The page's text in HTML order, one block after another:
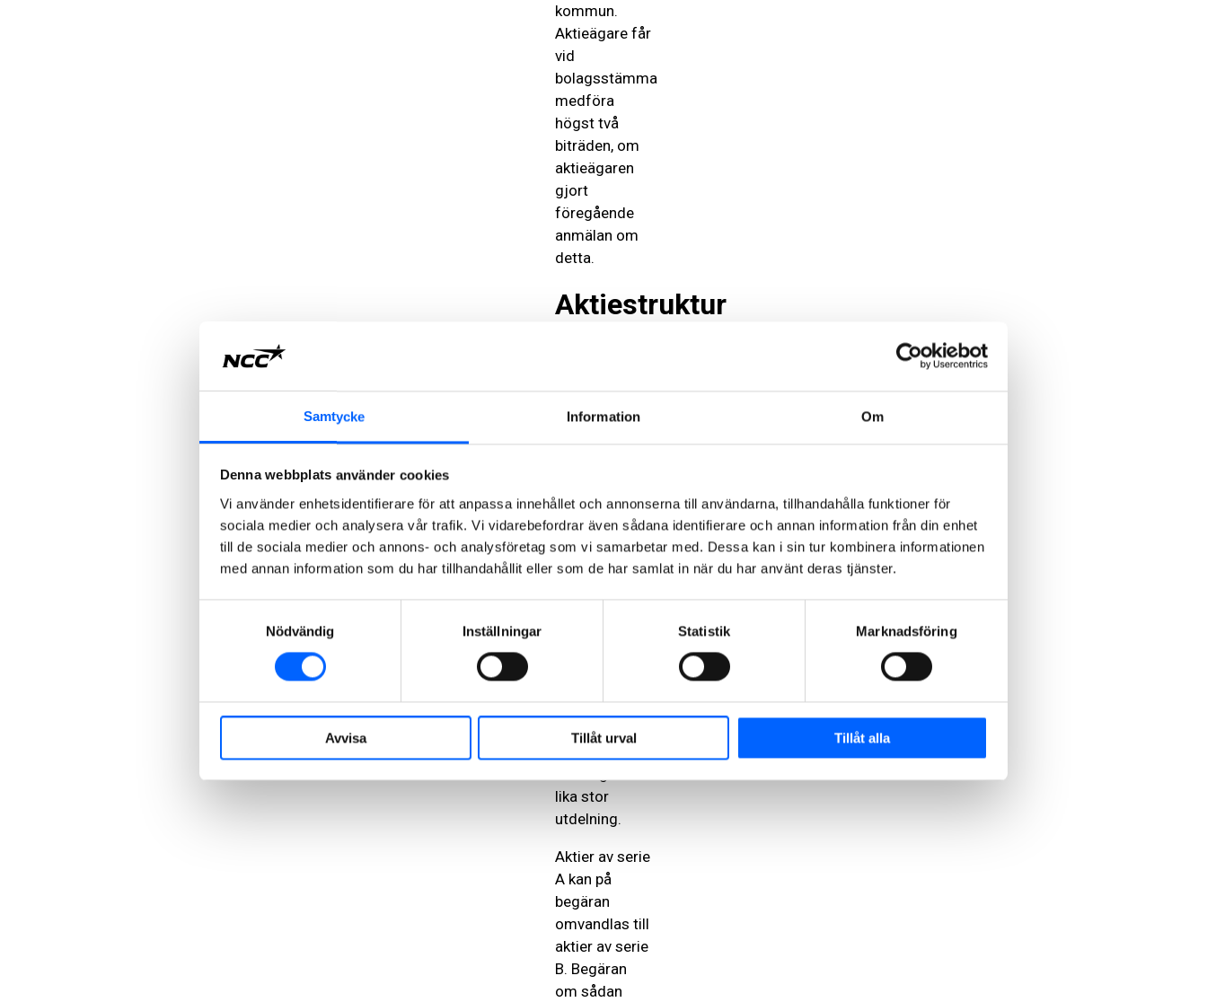
Samtycke Information Om
Denna webbplats använder cookies
Vi använder enhetsidentifierare för att anpassa innehållet och annonserna till användarna, tillhandahålla funktioner för
sociala medier och analysera vår trafik. Vi vidarebefordrar även sådana identifierare och annan information från din enhet
till de sociala medier och annons- och analysföretag som vi samarbetar med. Dessa kan i sin tur kombinera informationen
med annan information som du har tillhandahållit eller som de har samlat in när du har använt deras tjänster.
Nödvändig
Inställningar Statistik Marknadsföring
Avvisa Tillåt urval Tillåt alla
kommun.
Aktieägare får
vid
bolagsstämma
medföra
högst två
biträden, om
aktieägaren
gjort
föregående
anmälan om
detta.
Aktiestruktur
Aktier i NCC
Aktie av serie
A berättigar
till tio röster
och aktie av
serie B till en
bolagets
tillgångar och
lika stor
utdelning.
Aktier av serie
A kan på
begäran
omvandlas till
aktier av serie
B. Begäran
om sådan